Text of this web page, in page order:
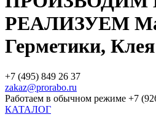
РЕАЛИЗУЕМ
Герметики, Клея
+7 (495) 849 26 37
zakaz@prorabo.ru
Работаем в обычном режиме +7
КАТАЛОГ